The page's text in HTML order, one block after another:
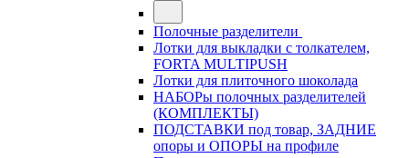
Полочные разделители
Лотки для выкладки с толкателем,
FORTA MULTIPUSH
Лотки для плиточного шоколада
НАБОРы полочных разделителей
(КОМПЛЕКТЫ)
ПОДСТАВКИ под товар, ЗАДНИЕ
опоры и ОПОРЫ на профиле